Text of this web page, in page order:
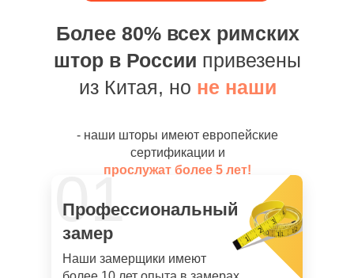
01
Более 80% всех римских
штор в России привезены
из Китая, но не наши
- наши шторы имеют европейские
сертификации и
прослужат более 5 лет!
Профессиональный
замер
Наши замерщики имеют